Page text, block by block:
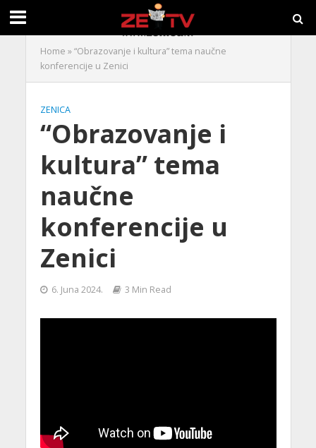
Home »“Obrazovanje i kultura” tema naučne
konferencije u Zenici
ZENICA
“Obrazovanje i
kultura” tema
naučne
konferencije u
Zenici
6. Juna 2024. 3 Min Read